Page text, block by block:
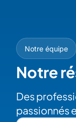
Notre équipe
Notre
Des
passionnés